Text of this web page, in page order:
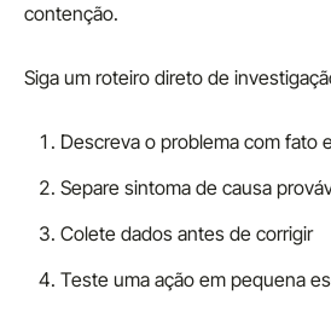
contenção.
Siga um roteiro direto de
Descreva o problema com fato
Separe sintoma de causa
Colete dados antes de corrigir
Teste uma ação em pequena